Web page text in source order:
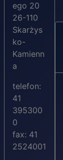
ego 20
26-110
Skarżys
ko-
Kamienn
a
telefon:
41
395300
0
fax: 41
2524001